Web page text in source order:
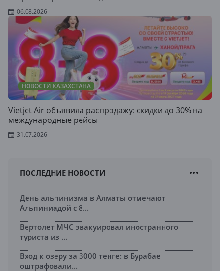
06.08.2026
НОВОСТИ КАЗАХСТАНА
Vietjet Air объявила распродажу: скидки до 30% на
международные рейсы
31.07.2026
ПОСЛЕДНИЕ НОВОСТИ
День альпинизма в Алматы отмечают
Альпиниадой с 8...
Вертолет МЧС эвакуировал иностранного
туриста из ...
Вход к озеру за 3000 тенге: в Бурабае
оштрафовали...